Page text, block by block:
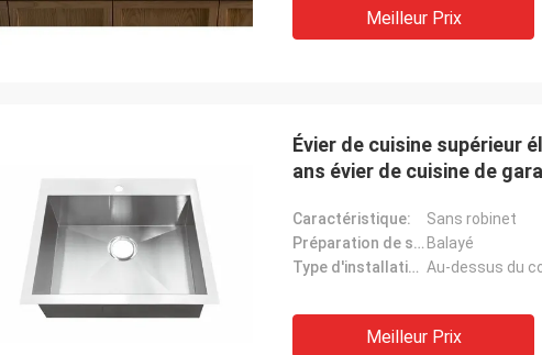
Meilleur Prix
Évier de cuisine supérieur
ans évier de cuisine de
Caractéristique:
Sans robinet
Préparation de surface: Balayé
Type d'installation: Au-dessus du
Meilleur Prix